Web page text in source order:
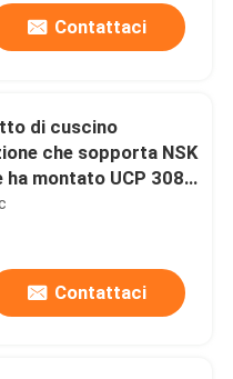
Contattaci
di cuscino
che sopporta NSK
montato UCP 308
Contattaci